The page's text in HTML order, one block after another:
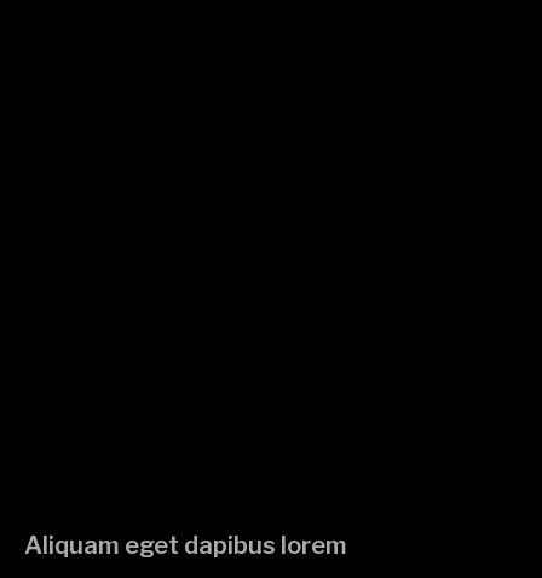
Aliquam eget dapibus lorem